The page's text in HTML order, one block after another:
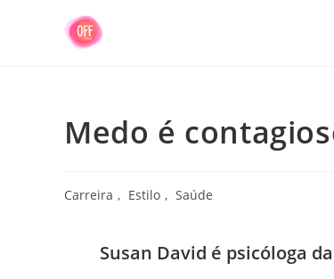
Medo é
Carreira , Estilo , Saúde
Susan David é psicóloga